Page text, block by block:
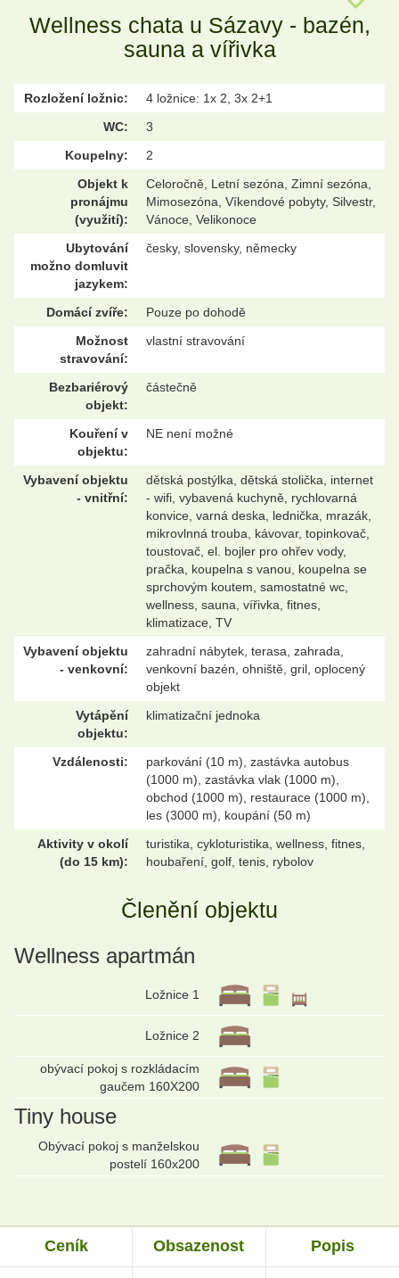
Wellness chata u Sázavy - bazén,
sauna a vířivka
Rozložení ložnic:
4 ložnice: 1x 2, 3x 2+1
WC:
3
Koupelny:
2
Objekt k
pronájmu
(využití):
Celoročně, Letní sezóna, Zimní sezóna,
Mimosezóna, Víkendové pobyty, Silvestr,
Vánoce, Velikonoce
Ubytování
možno domluvit
jazykem:
česky, slovensky, německy
Domácí zvíře:
Pouze po dohodě
Možnost
stravování:
vlastní stravování
Bezbariérový
objekt:
částečně
Kouření v
objektu:
NE není možné
Vybavení objektu
- vnitřní:
dětská postýlka, dětská stolička, internet
- wifi, vybavená kuchyně, rychlovarná
konvice, varná deska, lednička, mrazák,
mikrovlnná trouba, kávovar, topinkovač,
toustovač, el. bojler pro ohřev vody,
pračka, koupelna s vanou, koupelna se
sprchovým koutem, samostatné wc,
wellness, sauna, vířivka, fitnes,
klimatizace, TV
Vybavení objektu
- venkovní:
zahradní nábytek, terasa, zahrada,
venkovní bazén, ohniště, gril, oplocený
objekt
Vytápění
objektu:
klimatizační jednoka
Vzdálenosti:
parkování (10 m), zastávka autobus
(1000 m), zastávka vlak (1000 m),
obchod (1000 m), restaurace (1000 m),
les (3000 m), koupání (50 m)
Aktivity v okolí
(do 15 km):
turistika, cykloturistika, wellness, fitnes,
houbaření, golf, tenis, rybolov
Členění objektu
Wellness apartmán
Ložnice 1
Ložnice 2
obývací pokoj s rozkládacím
gaučem 160X200
Tiny house
Obývací pokoj s manželskou
postelí 160x200
Ceník Obsazenost Popis